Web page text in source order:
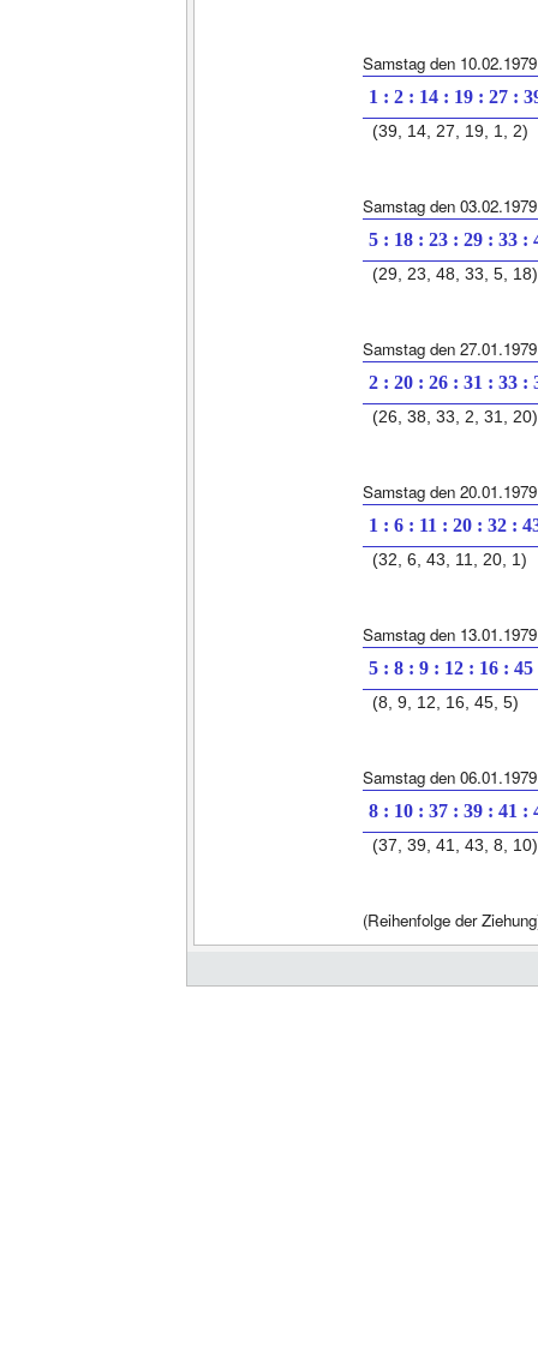
Samstag den 10.02.1979
1 : 2 : 14 : 19 : 27 :
(39, 14, 27, 19, 1, 2)
Samstag den 03.02.1979
5 : 18 : 23 : 29 : 33 :
(29, 23, 48, 33, 5, 18)
Samstag den 27.01.1979
2 : 20 : 26 : 31 : 33 :
(26, 38, 33, 2, 31, 20)
Samstag den 20.01.1979
1 : 6 : 11 : 20 : 32 :
(32, 6, 43, 11, 20, 1)
Samstag den 13.01.1979
5 : 8 : 9 : 12 : 16 : 45
(8, 9, 12, 16, 45, 5)
Samstag den 06.01.1979
8 : 10 : 37 : 39 : 41 :
(37, 39, 41, 43, 8, 10)
(Reihenfolge der